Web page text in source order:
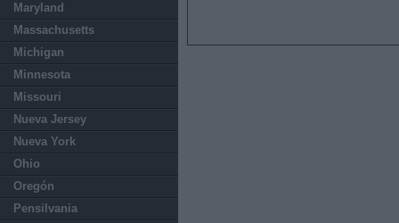
Maryland
Massachusetts
Michigan
Minnesota
Missouri
Nueva Jersey
Nueva York
Ohio
Oregón
Pensilvania